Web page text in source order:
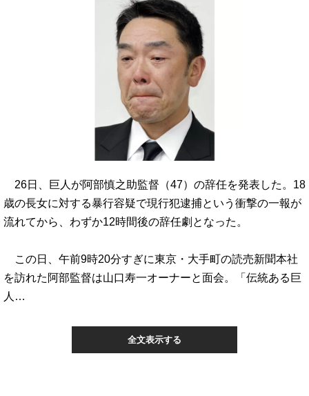
26日、巨人が阿部慎之助監督（47）の辞任を発表した。18
歳の長女に対する暴行容疑で現行犯逮捕という衝撃の一報が
流れてから、わずか12時間後の辞任劇となった。
この日、午前9時20分すぎに東京・大手町の読売新聞本社
を訪れた阿部監督は山口寿一オーナーと面会。「伝統ある巨
人…
全文表示する